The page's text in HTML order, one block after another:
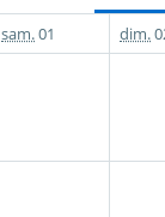
sam.01 dim.